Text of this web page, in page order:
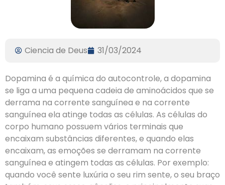
Ciencia de Deus 31/03/2024
Dopamina é a química do autocontrole, a dopamina
se liga a uma pequena cadeia de aminoácidos que se
derrama na corrente sanguínea e na corrente
sanguínea ela atinge todas as células. As células do
corpo humano possuem vários terminais que
encaixam substâncias diferentes, e quando elas
encaixam, as emoções se derramam na corrente
sanguínea e atingem todas as células. Por exemplo:
quando você sente luxúria o seu rim sente, o seu braço